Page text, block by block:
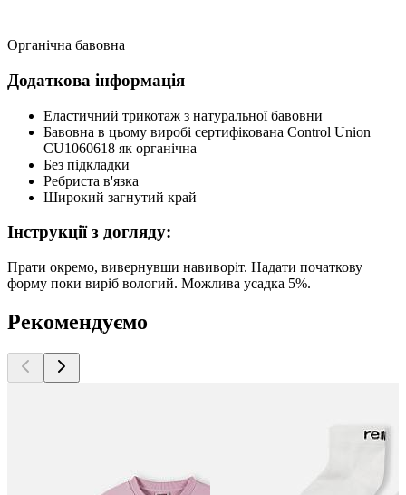
Органічна бавовна
Додаткова інформація
Еластичний трикотаж з натуральної бавовни
Бавовна в цьому виробі сертифікована Control Union
CU1060618 як органічна
Без підкладки
Ребриста в'язка
Широкий загнутий край
Інструкції з догляду:
Прати окремо, вивернувши навиворіт. Надати початкову
форму поки виріб вологий. Можлива усадка 5%.
Рекомендуємо